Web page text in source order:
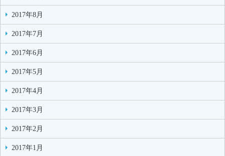
2017年8月
2017年7月
2017年6月
2017年5月
2017年4月
2017年3月
2017年2月
2017年1月